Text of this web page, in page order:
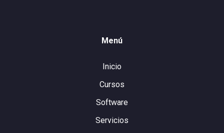
Menú
Inicio
Cursos
Software
Servicios